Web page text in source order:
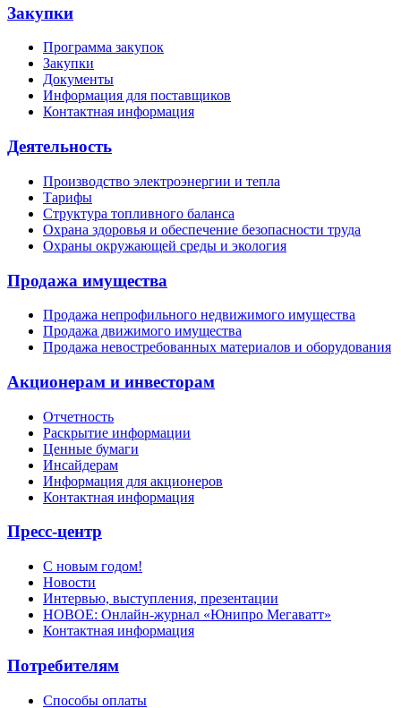
Закупки
Программа закупок
Закупки
Документы
Информация для поставщиков
Контактная информация
Деятельность
Производство электроэнергии и тепла
Тарифы
Структура топливного баланса
Охрана здоровья и обеспечение безопасности труда
Охраны окружающей среды и экология
Продажа имущества
Продажа непрофильного недвижимого имущества
Продажа движимого имущества
Продажа невостребованных материалов и оборудования
Акционерам и инвесторам
Отчетность
Раскрытие информации
Ценные бумаги
Инсайдерам
Информация для акционеров
Контактная информация
Пресс-центр
С новым годом!
Новости
Интервью, выступления, презентации
НОВОЕ: Онлайн-журнал «Юнипро Мегаватт»
Контактная информация
Потребителям
Способы оплаты